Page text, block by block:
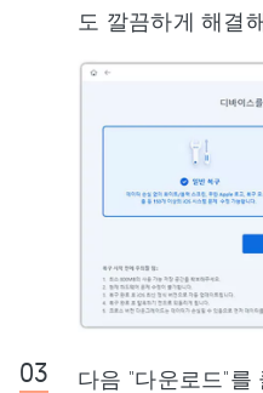
도 깔끔하게 해결
다음 "다운로드"